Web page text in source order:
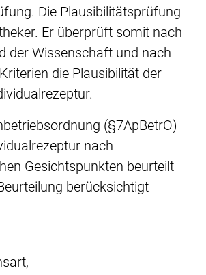
Die Plausibilitätsprüfung
Er überprüft somit nach
der Wissenschaft und nach
die Plausibilität der
(§7ApBetrO)
nach
Gesichtspunkten beurteilt
berücksichtigt